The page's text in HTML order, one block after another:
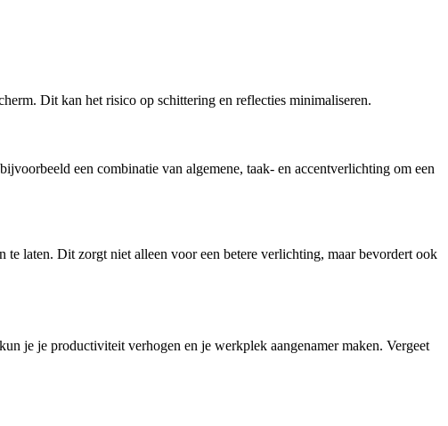
Dit kan het risico op schittering en reflecties minimaliseren.
een combinatie van algemene, taak- en accentverlichting om een
laten. Dit zorgt niet alleen voor een betere verlichting, maar bevordert ook
je je productiviteit verhogen en je werkplek aangenamer maken. Vergeet